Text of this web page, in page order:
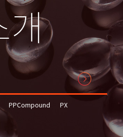
개
PPCompound
PX